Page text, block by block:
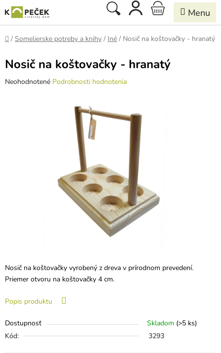
na
obsah
Hľadať
NÁKUPNÝ
KOŠÍK
Domov
/ Somelierske potreby a knihy / Iné / Nosič na koštovačky - hranatý
Nosič na koštovačky vyrobený z dreva v prírodnom prevedení.
Priemer otvoru na koštovačky 4 cm.
Popis produktu
Dostupnosť Skladom (>5 ks)
Kód:
3293
Nosič na koštovačky - hranatý
Priemerné
Neohodnotené Podrobnosti hodnotenia